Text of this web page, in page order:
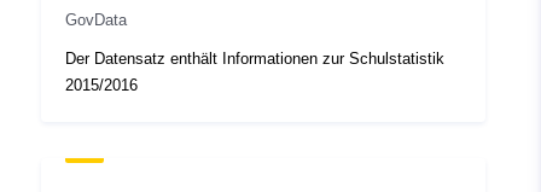
GovData
Der Datensatz enthält Informationen zur Schulstatistik
2015/2016